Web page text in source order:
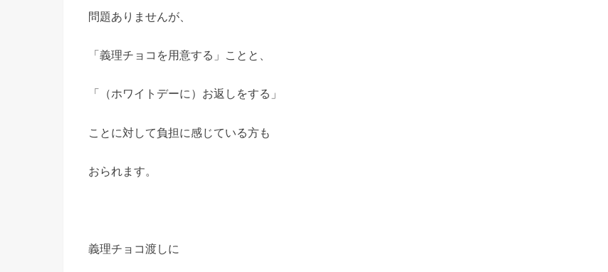
問題ありませんが、
「義理チョコを用意する」ことと、
「（ホワイトデーに）お返しをする」
ことに対して負担に感じている方も
おられます。
義理チョコ渡しに